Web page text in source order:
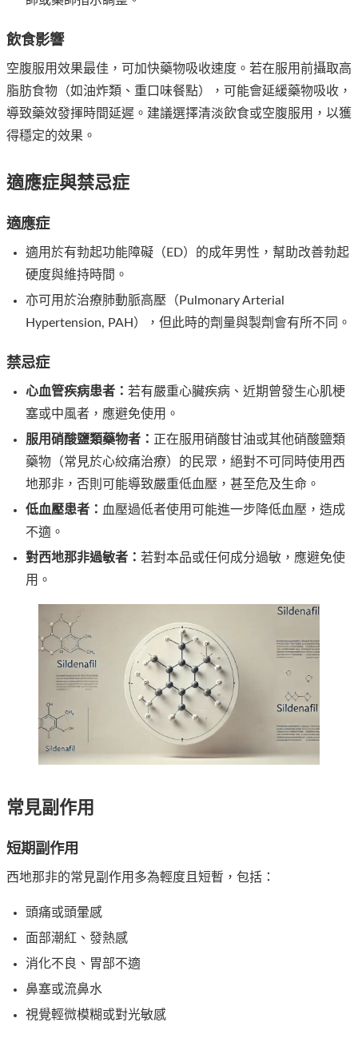
飲食影響
空腹服用效果最佳，可加快藥物吸收速度。若在服用前攝取高
脂肪食物（如油炸類、重口味餐點），可能會延緩藥物吸收，
導致藥效發揮時間延遲。建議選擇清淡飲食或空腹服用，以獲
得穩定的效果。
適應症與禁忌症
適應症
適用於有勃起功能障礙（ED）的成年男性，幫助改善勃起
硬度與維持時間。
亦可用於治療肺動脈高壓（Pulmonary Arterial
Hypertension, PAH），但此時的劑量與製劑會有所不同。
禁忌症
心血管疾病患者： 若有嚴重心臟疾病、近期曾發生心肌梗
塞或中風者，應避免使用。
服用硝酸鹽類藥物者： 正在服用硝酸甘油或其他硝酸鹽類
藥物（常見於心絞痛治療）的民眾，絕對不可同時使用西
地那非，否則可能導致嚴重低血壓，甚至危及生命。
低血壓患者： 血壓過低者使用可能進一步降低血壓，造成
不適。
對西地那非過敏者： 若對本品或任何成分過敏，應避免使
用。
常見副作用
短期副作用
西地那非的常見副作用多為輕度且短暫，包括：
頭痛或頭暈感
面部潮紅、發熱感
消化不良、胃部不適
鼻塞或流鼻水
視覺輕微模糊或對光敏感